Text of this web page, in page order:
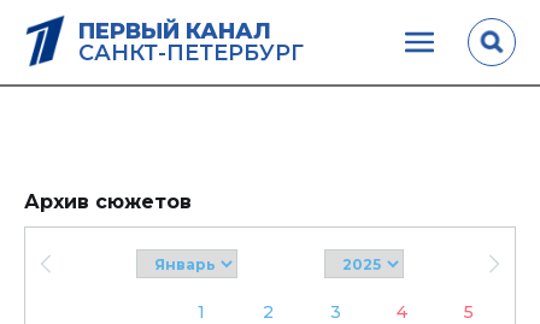
ПЕРВЫЙ КАНАЛ
САНКТ-ПЕТЕРБУРГ
Архив сюжетов
1 2 3 4
5